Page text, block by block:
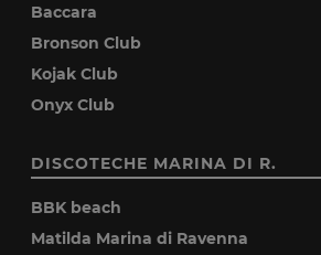
Baccara
Bronson Club
Kojak Club
Onyx Club
DISCOTECHE MARINA DI R.
BBK beach
Matilda Marina di Ravenna